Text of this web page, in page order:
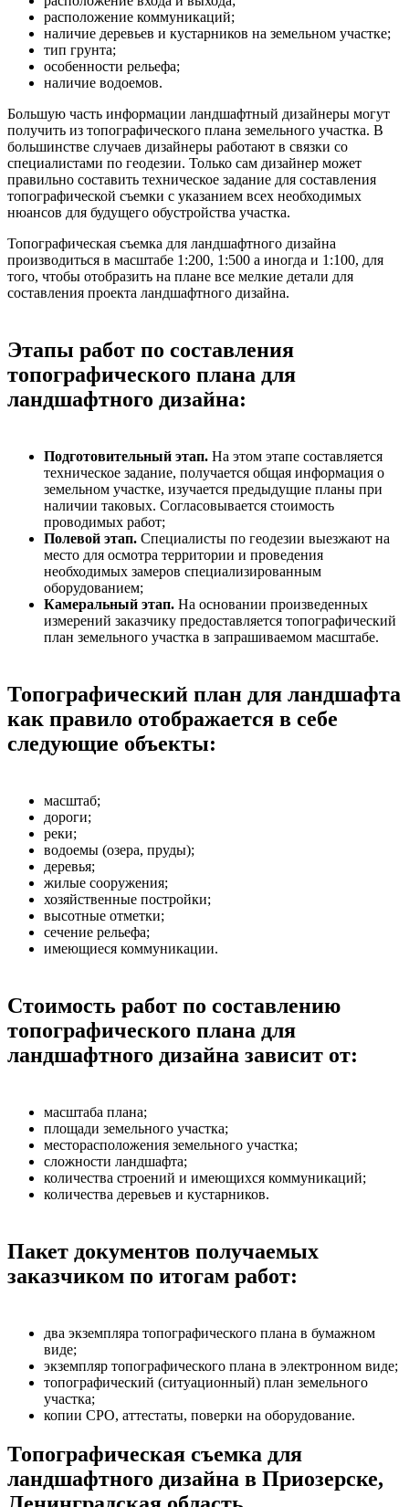
расположение коммуникаций;
наличие деревьев и кустарников на земельном участке;
тип грунта;
особенности рельефа;
наличие водоемов.
Большую часть информации ландшафтный дизайнеры могут
получить из топографического плана земельного участка. В
большинстве случаев дизайнеры работают в связки со
специалистами по геодезии. Только сам дизайнер может
правильно составить техническое задание для составления
топографической съемки с указанием всех необходимых
нюансов для будущего обустройства участка.
Топографическая съемка для ландшафтного дизайна
производиться в масштабе 1:200, 1:500 а иногда и 1:100, для
того, чтобы отобразить на плане все мелкие детали для
составления проекта ландшафтного дизайна.
Этапы работ по составления
топографического плана для
ландшафтного дизайна:
Подготовительный этап. На этом этапе составляется
техническое задание, получается общая информация о
земельном участке, изучается предыдущие планы при
наличии таковых. Согласовывается стоимость
проводимых работ;
Полевой этап. Специалисты по геодезии выезжают на
место для осмотра территории и проведения
необходимых замеров специализированным
оборудованием;
Камеральный этап. На основании произведенных
измерений заказчику предоставляется топографический
план земельного участка в запрашиваемом масштабе.
Топографический план для ландшафта
как правило отображается в себе
следующие объекты:
масштаб;
дороги;
реки;
водоемы (озера, пруды);
деревья;
жилые сооружения;
хозяйственные постройки;
высотные отметки;
сечение рельефа;
имеющиеся коммуникации.
Стоимость работ по составлению
топографического плана для
ландшафтного дизайна зависит от:
масштаба плана;
площади земельного участка;
месторасположения земельного участка;
сложности ландшафта;
количества строений и имеющихся коммуникаций;
количества деревьев и кустарников.
Пакет документов получаемых
заказчиком по итогам работ:
два экземпляра топографического плана в бумажном
виде;
экземпляр топографического плана в электронном виде;
топографический (ситуационный) план земельного
участка;
копии СРО, аттестаты, поверки на оборудование.
Топографическая съемка для
ландшафтного дизайна в Приозерске,